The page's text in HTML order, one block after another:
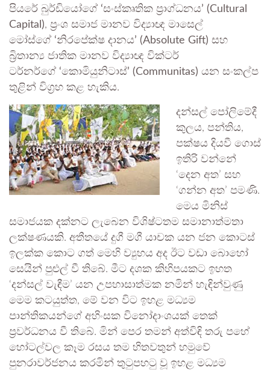
පියරේ බුර්ඩියෝගේ ‘සංස්කෘතික ප්‍රාග්ධනය’ (Cultural
Capital), ප්‍රංශ සමාජ මානව විද්‍යාඥ මාසෙල්
මෝස්ගේ ‘නිරපේක්ෂ දානය’ (Absolute Gift) සහ
බ්‍රිතාන්‍ය ජාතික මානව විද්‍යාඥ වික්ටර්
ටර්නර්ගේ ‘කොමියුනිටාස්’ (Communitas) යන සංකල්ප
තුළින් විග්‍රහ කළ හැකිය.
දන්සල් පෝලිමේදී
කුලය, පන්තිය,
පක්ෂය දියවී ගොස්
ඉතිරි වන්නේ
‘දෙන අත’ සහ
‘ගන්න අත’ පමණි.
මෙය මිනිස්
සමාජයක දක්නට ලැබෙන විශිෂ්ටතම සමානාත්මතා
ලක්ෂණයකි. අතීතයේ දුගී මගී යාචක යන ජන කොටස්
ඉලක්ක කොට ගත් මෙහි ව්‍යුහය අද ඊට වඩා බොහෝ
සෙයින් පුළුල් වී තිබේ. මීට දශක කිහිපයකට ඉහත
‘දන්සල් වැඳීම’ යන උපහාසාත්මක නමින් හැඳින්වුණු
මෙම කටයුත්ත, මේ වන විට ඉහළ මධ්‍යම
පාන්තිකයන්ගේ අහිංසක විනෝදාංශයක් තෙක්
ප්‍රවර්ධනය වී තිබේ. මින් පෙර තමන් අත්විඳි තරු පහේ
හෝටල්වල කෑම රසය තම හිතවතුන් හමුවේ
පුනරාවර්ජනය කරමින් තුටුපහටු වූ ඉහළ මධ්‍යම